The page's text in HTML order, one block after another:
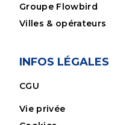
Groupe Flowbird
Villes & opérateurs
INFOS LÉGALES
CGU
Vie privée